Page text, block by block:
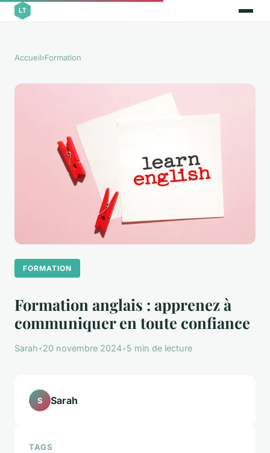
Accueil›Formation
FORMATION
Formation anglais : apprenez à
communiquer en toute confiance
Sarah•20 novembre 2024•5 min de lecture
S Sarah
TAGS